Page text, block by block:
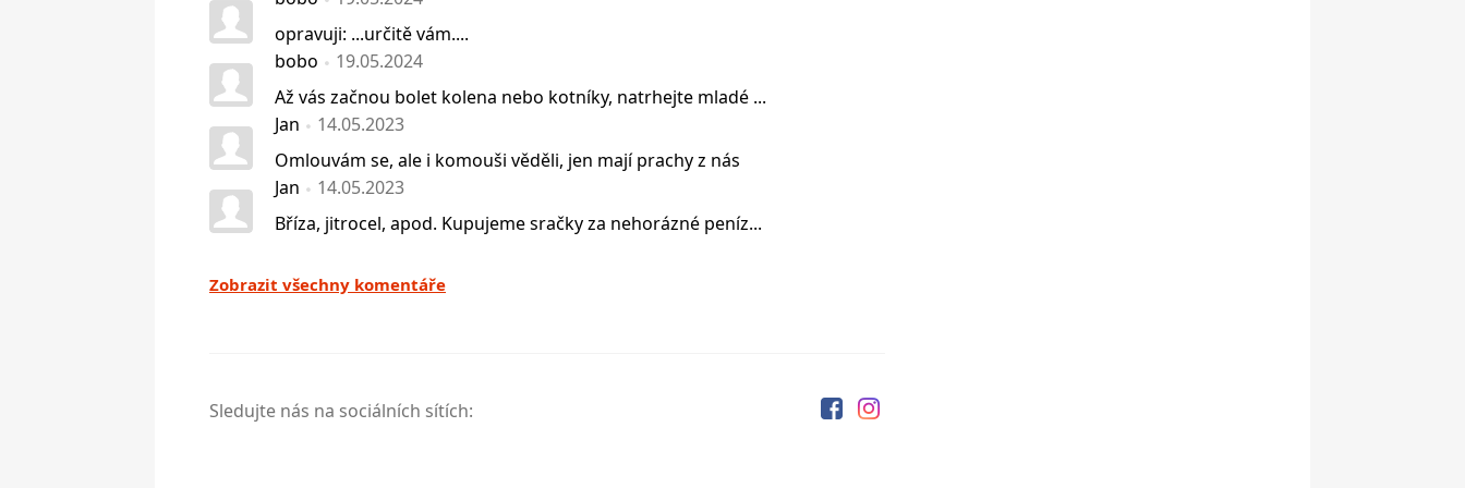
opravuji: ...určitě vám....
bobo
19.05.2024
Až vás začnou bolet kolena nebo kotníky, natrhejte mladé ...
Jan
14.05.2023
Omlouvám se, ale i komouši věděli, jen mají prachy z nás
Jan
14.05.2023
Bříza, jitrocel, apod. Kupujeme sračky za nehorázné peníz...
Zobrazit všechny komentáře
Sledujte nás na sociálních sítích: